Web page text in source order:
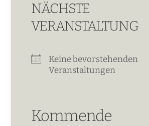
NÄCHSTE
VERANSTALTUNG
Keine bevorstehenden
Veranstaltungen
Kommende